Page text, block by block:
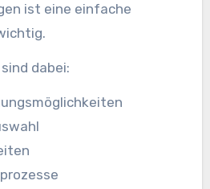
ist eine einfache
dabei: